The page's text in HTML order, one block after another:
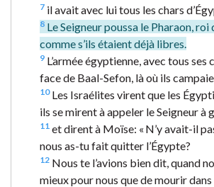
7 il avait avec lui tous les chars
8 Le Seigneur poussa le Pharaon,
comme s’ils étaient déjà libres.
9 L’armée égyptienne, avec tous
face de Baal-Sefon, là où ils
10Les Israélites virent que les
ils se mirent à appeler le Seigneur à
11 et dirent à Moïse: « N’y avait-il
nous as-tu fait quitter l’Égypte?
12 Nous te l’avions bien dit, quand
mieux pour nous que de mourir dans